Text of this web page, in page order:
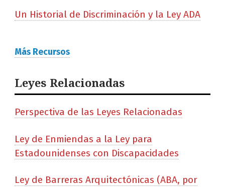
Un Historial de Discriminación y la Ley ADA
Más Recursos
Leyes Relacionadas
Perspectiva de las Leyes Relacionadas
Ley de Enmiendas a la Ley para
Estadounidenses con Discapacidades
Ley de Barreras Arquitectónicas (ABA, por